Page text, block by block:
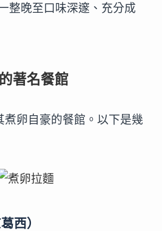
整晚至口味深邃、充分成
著名餐館
煮卵自豪的餐館。以下是幾
西）